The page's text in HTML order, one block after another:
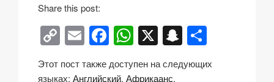
Share this post:
C
o
p
E
m
ail
F
a
c
W
h
at
X S
n
a
тп
р
Этот пост также доступен на следующих
языках: Английский Африкаанс